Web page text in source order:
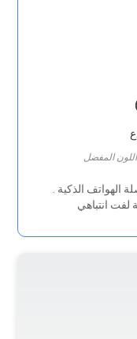
المفضل
. كان خبيرا تقنيا في حل المشاكل المتصلة الهواتف الذكية
لفت انتباهي